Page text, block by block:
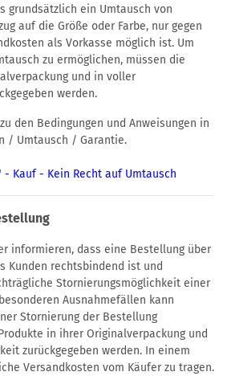
grundsätzlich ein Umtausch von
auf die Größe oder Farbe, nur gegen
als Vorkasse möglich ist. Um
zu ermöglichen, müssen die
und in voller
werden.
den Bedingungen und Anweisungen in
/ Umtausch / Garantie.
Kauf - Kein Recht auf Umtausch
informieren, dass eine Bestellung über
Kunden rechtsbindend ist und
Stornierungsmöglichkeit einer
Ausnahmefällen kann
Stornierung der Bestellung
in ihrer Originalverpackung und
zurückgegeben werden. In einem
Versandkosten vom Käufer zu tragen.